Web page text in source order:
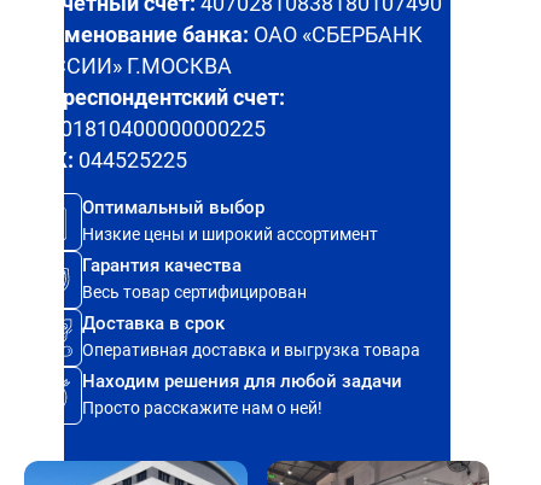
Наименование банка: ОАО «СБЕРБАНК
РОССИИ» Г.МОСКВА
Корреспондентский счет:
30101810400000000225
БИК: 044525225
Оптимальный выбор
Низкие цены и широкий ассортимент
Гарантия качества
Весь товар сертифицирован
Доставка в срок
Оперативная доставка и выгрузка товара
Находим решения для любой задачи
Просто расскажите нам о ней!